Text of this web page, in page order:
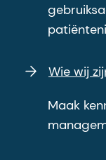
Wie wij
Maak